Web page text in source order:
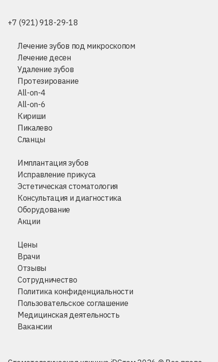
+7 (921) 918-29-18
Лечение зубов под микроскопом
Лечение десен
Удаление зубов
Протезирование
All-on-4
All-on-6
Кириши
Пикалево
Сланцы
Имплантация зубов
Исправление прикуса
Эстетическая стоматология
Консультация и диагностика
Оборудование
Акции
Цены
Врачи
Отзывы
Сотрудничество
Политика конфиденциальности
Пользовательское соглашение
Медицинская деятельность
Вакансии